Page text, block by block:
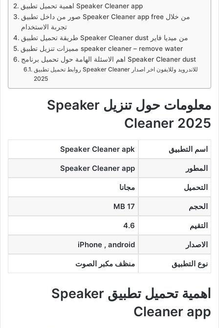
اهمية تحميل تطبيق Speaker Cleaner app
صور من داخل تطبيق Speaker Cleaner app free من خلال
تجربة الاستخدام
طريقة تحميل تطبيق Speaker Cleaner dust من ميديا فاير
مميزات تنزيل تطبيق speaker cleaner – remove water
اهم الاسئلة الهامة حول تحميل برنامج Speaker Cleaner dust
روابط تحميل تطبيق Speaker Cleaner للاندرويد وللايفون اخر اصدار
2025
معلومات حول تنزيل Speaker
Cleaner 2025
اسم التطبيق Speaker Cleaner apk
المطور Speaker Cleaner app
التحميل مجانا
الحجم 17 MB
التقيم 4.6
الاصدار iPhone , android
نوع التطبيق منظف مكبر الصوت
اهمية تحميل تطبيق Speaker
Cleaner app